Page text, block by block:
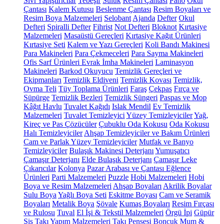
Çantası Kalem Kutusu Beslenme Çantası Resim Boyaları ve
Resim Boya Malzemeleri Selobant Ajanda Defter Okul
Defteri Spiralli Defter Fihrist Not Defteri Bloknot Kırtasiye
Malzemeleri Masaüstü Gereçleri Kırtasiye Kağıt Ürünleri
Kırtasiye Seti Kalem ve Yazı Gereçleri Koli Bandı Makinesi
Para Makineleri Para Çekmeceleri Para Sayma Makineleri
Ofis Sarf Ürünleri Evrak İmha Makineleri Laminasyon
Makineleri Barkod Okuyucu Temizlik Gereçleri ve
Ekipmanları Temizlik Eldiveni Temizlik Kovası Temizlik,
Ovma Teli Tüy Toplama Ürünleri Faraş Çekpas Fırça ve
Süpürge Temizlik Bezleri Temizlik Süngeri Paspas ve Mop
Kâğıt Havlu Tuvalet Kağıdı Islak Mendil Ev Temizlik
Malzemeleri Tuvalet Temizleyici Yüzey TemizleyicilerYağ,
Kireç ve Pas Çözücüler Çubuklu Oda Kokusu Oda Kokusu
Halı Temizleyiciler Ahşap Temizleyiciler ve Bakım Ürünleri
Cam ve Parlak Yüzey Temizleyiciler Mutfak ve Banyo
Temizleyiciler Bulaşık Makinesi Deterjanı Yumuşatıcı
Çamaşır Deterjanı Elde Bulaşık Deterjanı Çamaşır Leke
Çıkarıcılar Kolonya Pazar Arabası ve Çantası Eğlence
Ürünleri Parti Malzemeleri Puzzle Hobi Malzemeleri Hobi
Boya ve Resim Malzemeleri Ahşap Boyaları Akrilik Boyalar
Sulu Boya Yağlı Boya Seti Eskitme Boyası Cam ve Seramik
Boyaları Metalik Boya Şövale Kumaş Boyaları Resim Fırçası
ve Rulosu Tuval El İşi & Tekstil Malzemeleri Örgü İpi Güpür
Şiş Takı Yapım Malzemeleri Takı Pensesi Boncuk Mum &